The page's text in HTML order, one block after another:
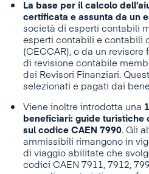
La base per il calcolo
certificata e assunta da un
società di esperti contabili
esperti contabili e contabili
(CECCAR), o da un
di revisione contabile
dei Revisori Finanziari.
selezionati e pagati dai
Viene inoltre introdotta una
beneficiari: guide turistiche
sul codice CAEN 7990. Gli
ammissibili rimangono in
di viaggio abilitate che
codici CAEN 7911, 7912,